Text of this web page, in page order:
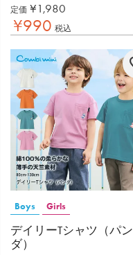
定価 ¥ 1,980
¥990 税込
Boys Girls
デイリーTシャツ（パン
ダ）